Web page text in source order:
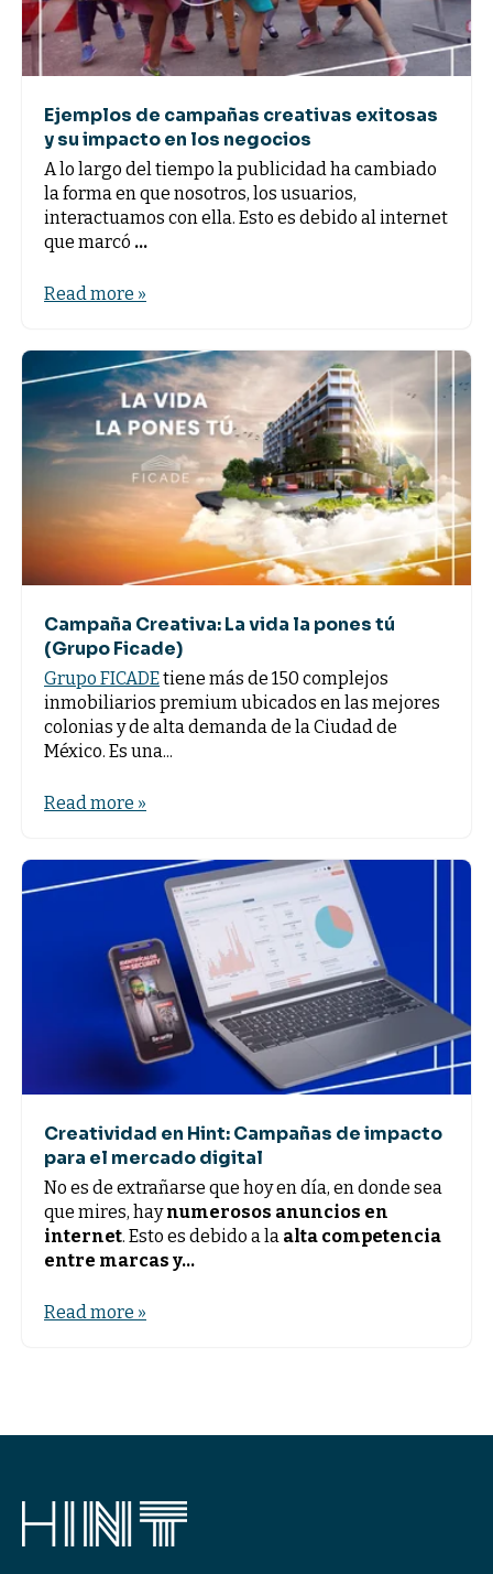
Ejemplos de campañas creativas exitosas
y su impacto en los negocios
A lo largo del tiempo la publicidad ha cambiado
la forma en que nosotros, los usuarios,
interactuamos con ella. Esto es debido al internet
que marcó ...
Read more »
Campaña Creativa: La vida la pones tú
(Grupo Ficade)
Grupo FICADEtiene más de 150 complejos
inmobiliarios premium ubicados en las mejores
colonias y de alta demanda de la Ciudad de
México. Es una...
Read more »
Creatividad en Hint: Campañas de impacto
para el mercado digital
No es de extrañarse que hoy en día, en donde sea
que mires, haynumerosos anuncios en
internet. Esto es debido a la alta competencia
entre marcas y...
Read more »